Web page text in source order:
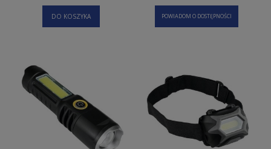
DO KOSZYKA POWIADOM O DOSTĘPNOŚCI